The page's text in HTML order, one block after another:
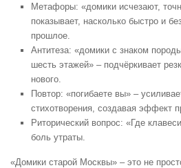
Метафоры: «домики исчезают,
показывает, насколько быстро и
прошлое.
Антитеза: «домики с знаком
шесть этажей» – подчёркивает
нового.
Повтор: «погибаете вы» –
стихотворения, создавая эффект
Риторический вопрос: «Где
боль утраты.
«Домики старой Москвы» – это не